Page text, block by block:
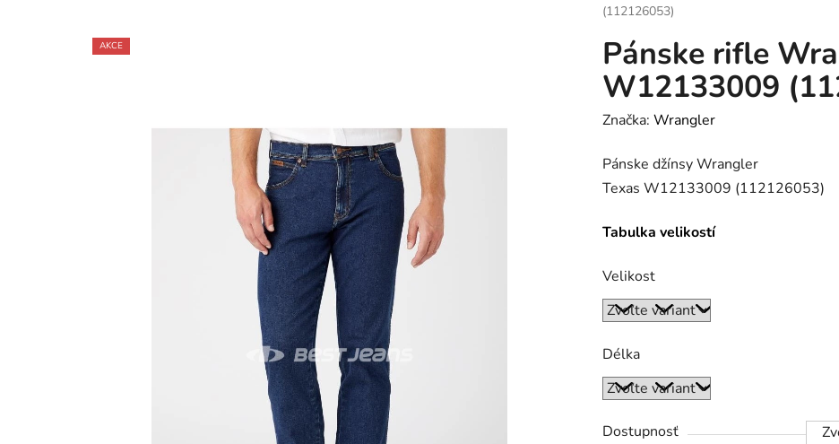
(112126053)
Pánske rifle
W12133009
Značka: Wrangler
Pánske džínsy Wrangler
Texas W12133009 (112126053)
Tabulka velikostí
Velikost
Délka
Dostupnosť
AKCE